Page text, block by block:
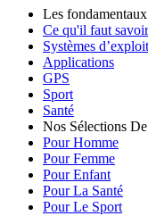
Les
Ce qu'il faut
Systèmes
Applications
GPS
Sport
Santé
Nos Sélections
Pour Homme
Pour Femme
Pour Enfant
Pour La Santé
Pour Le Sport